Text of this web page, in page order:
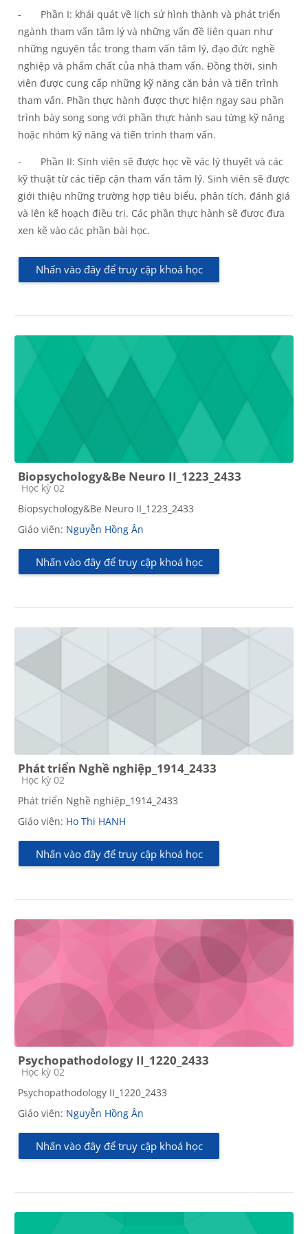
- Phần I: khái quát về lịch sử hình thành và phát triển
ngành tham vấn tâm lý và những vấn đề liên quan như
những nguyên tắc trong tham vấn tâm lý, đạo đức nghề
nghiệp và phẩm chất của nhà tham vấn. Đồng thời, sinh
viên được cung cấp những kỹ năng căn bản và tiến trình
tham vấn. Phần thực hành được thực hiện ngay sau phần
trình bày song song với phần thực hành sau từng kỹ năng
hoặc nhóm kỹ năng và tiến trình tham vấn.
- Phần II: Sinh viên sẽ được học về vác lý thuyết và các
kỹ thuật từ các tiếp cận tham vấn tâm lý. Sinh viên sẽ được
giới thiệu những trường hợp tiêu biểu, phân tích, đánh giá
và lên kế hoạch điều trị. Các phần thực hành sẽ được đưa
xen kẽ vào các phần bài học.
Nhấn vào đây để truy cập khoá học
Biopsychology&Be Neuro II_1223_2433
Các loại khóa học
Học kỳ 02
Biopsychology&Be Neuro II_1223_2433
Giáo viên: Nguyễn Hồng Ân
Nhấn vào đây để truy cập khoá học
Phát triển Nghề nghiệp_1914_2433
Các loại khóa học
Học kỳ 02
Phát triển Nghề nghiệp_1914_2433
Giáo viên: Ho Thi HANH
Nhấn vào đây để truy cập khoá học
Psychopathodology II_1220_2433
Các loại khóa học
Học kỳ 02
Psychopathodology II_1220_2433
Giáo viên: Nguyễn Hồng Ân
Nhấn vào đây để truy cập khoá học